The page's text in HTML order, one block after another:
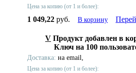
Цена за копию (от 1 и более):
1 049,22 руб. В корзину
V Продукт добавлен в
Ключ на 100
Доставка: на email,
Цена за копию (от 1 и более):